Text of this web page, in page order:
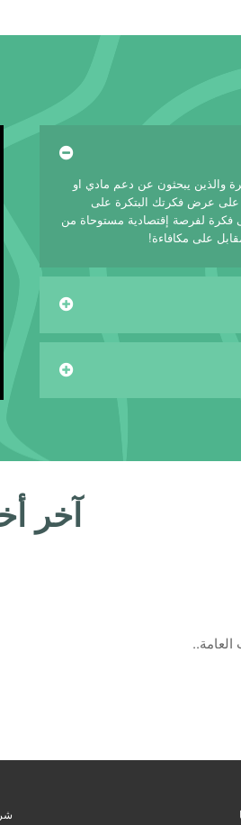
والذين يبحثون عن دعم مادي او
على عرض فكرتك البتكرة على
لفرصة إقتصادية مستوحاة من
على مكافاءة!
آخر